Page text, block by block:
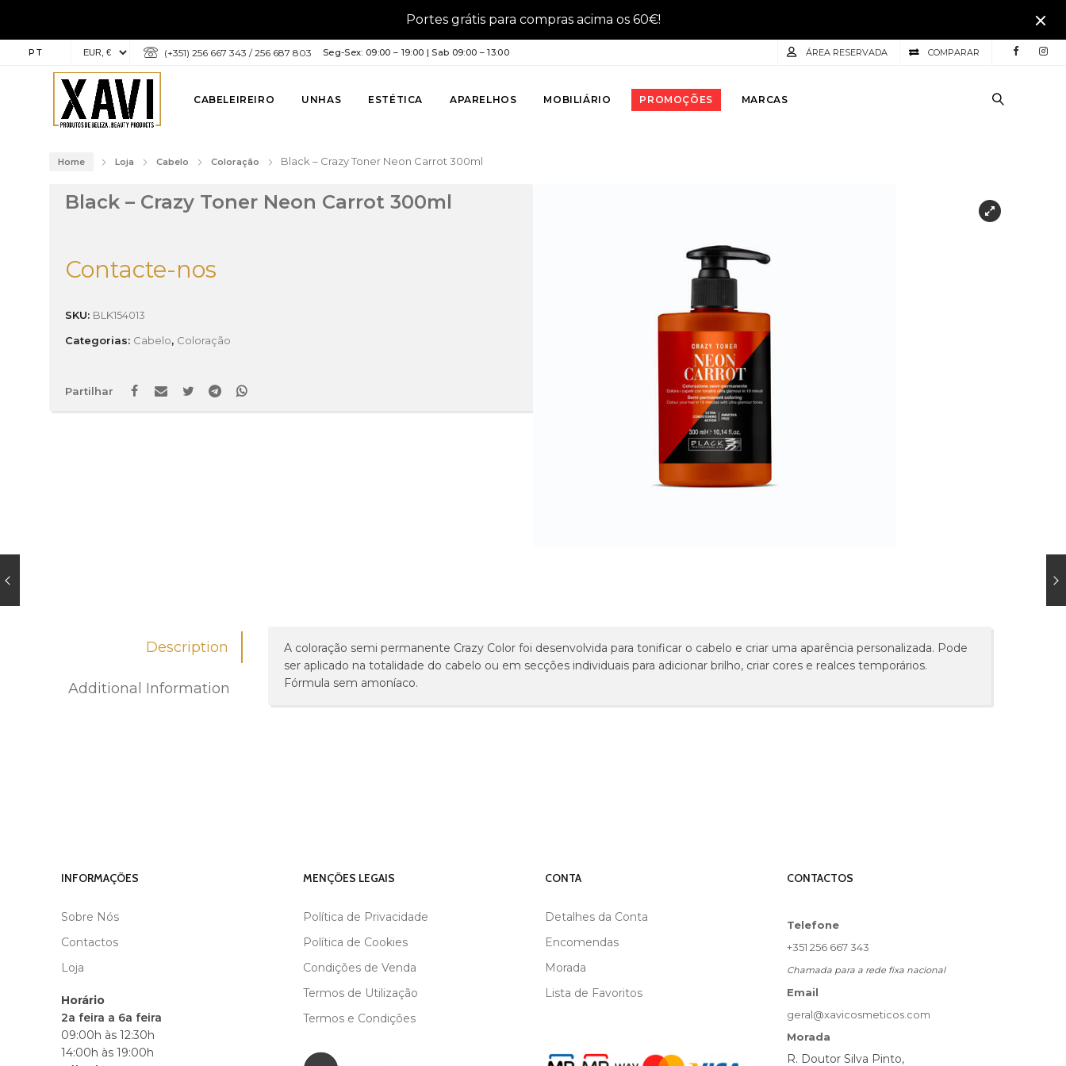
Portes grátis para compras acima os 60€!
PT (+351) 256 667 343 / 256 687 803 Seg-Sex: 09:00 – 19:00 | Sab 09:00 – 13:00 COMPARAR
ÁREA RESERVADA
CABELEIREIRO UNHAS ESTÉTICA APARELHOS MOBILIÁRIO PROMOÇÕES MARCAS
Home Loja Cabelo Coloração Black – Crazy Toner Neon Carrot 300ml
Black – Crazy Toner Neon Carrot 300ml
Contacte-nos
SKU: BLK154013
Categorias: Cabelo, Coloração
Partilhar
Description
Additional Information
A coloração semi permanente Crazy Color foi desenvolvida para tonificar o cabelo e criar uma aparência personalizada. Pode
ser aplicado na totalidade do cabelo ou em secções individuais para adicionar brilho, criar cores e realces temporários.
Fórmula sem amoníaco.
INFORMAÇÕES
Sobre Nós
Contactos
Loja
Horário
2a feira a 6a feira
09:00h às 12:30h
14:00h às 19:00h
MENÇÕES LEGAIS
Política de Privacidade
Política de Cookies
Condições de Venda
Termos de Utilização
Termos e Condições
CONTA
Detalhes da Conta
Encomendas
Morada
Lista de Favoritos
CONTACTOS
Telefone
+351 256 667 343
Chamada para a rede fixa nacional
Email
geral@xavicosmeticos.com
Morada
R. Doutor Silva Pinto,